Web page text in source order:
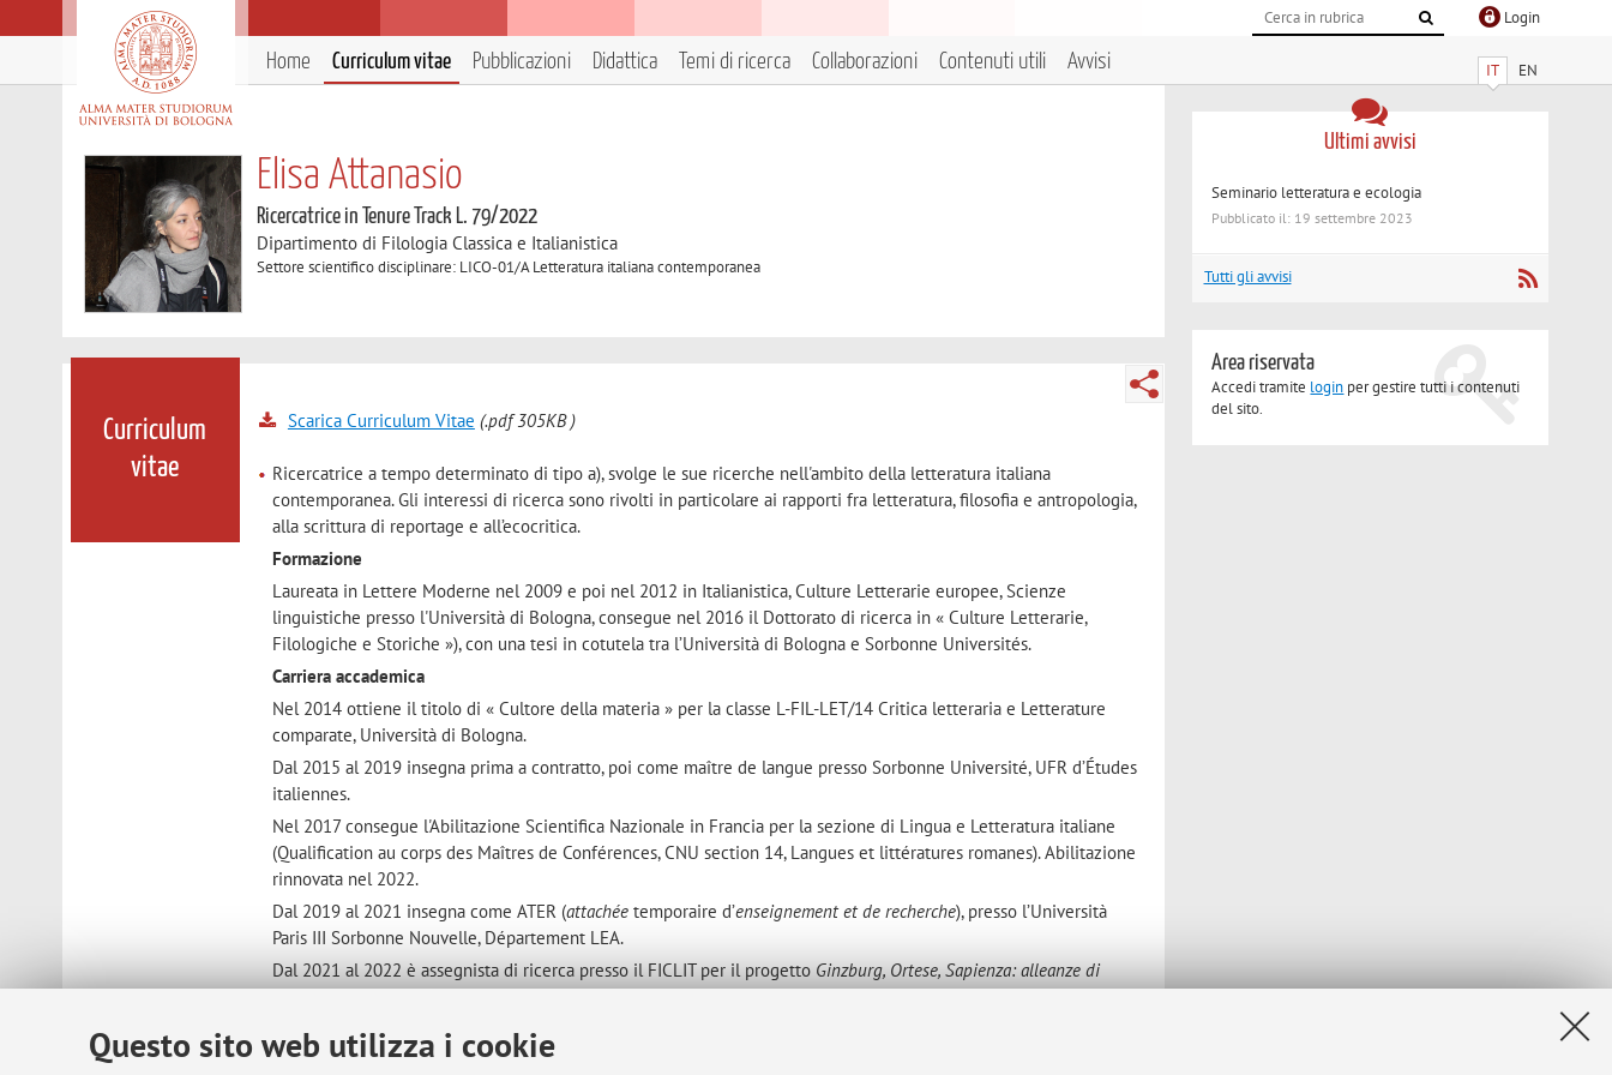
Questo sito web utilizza i cookie
Login
IT EN
Home Curriculum vitae Pubblicazioni Didattica Temi di ricerca Collaborazioni Contenuti utili Avvisi
Elisa Attanasio
Ricercatrice in Tenure Track L. 79/2022
Dipartimento di Filologia Classica e Italianistica
Settore scientifico disciplinare: LICO-01/A Letteratura italiana contemporanea
Curriculum
vitae
Scarica Curriculum Vitae (.pdf 305KB )
Ricercatrice a tempo determinato di tipo a), svolge le sue ricerche nell'ambito della letteratura italiana
contemporanea. Gli interessi di ricerca sono rivolti in particolare ai rapporti fra letteratura, filosofia e antropologia,
alla scrittura di reportage e all’ecocritica.
Formazione
Laureata in Lettere Moderne nel 2009 e poi nel 2012 in Italianistica, Culture Letterarie europee, Scienze
linguistiche presso l'Università di Bologna, consegue nel 2016 il Dottorato di ricerca in « Culture Letterarie,
Filologiche e Storiche »), con una tesi in cotutela tra l’Università di Bologna e Sorbonne Universités.
Carriera accademica
Nel 2014 ottiene il titolo di « Cultore della materia » per la classe L-FIL-LET/14 Critica letteraria e Letterature
comparate, Università di Bologna.
Dal 2015 al 2019 insegna prima a contratto, poi come maître de langue presso Sorbonne Université, UFR d’Études
italiennes.
Nel 2017 consegue l'Abilitazione Scientifica Nazionale in Francia per la sezione di Lingua e Letteratura italiane
(Qualification au corps des Maîtres de Conférences, CNU section 14, Langues et littératures romanes). Abilitazione
rinnovata nel 2022.
Dal 2019 al 2021 insegna come ATER (attachéetemporaire d’enseignement et de recherche), presso l’Università
Paris III Sorbonne Nouvelle, Département LEA.
Dal 2021 al 2022 è assegnista di ricerca presso il FICLIT per il progetto Ginzburg, Ortese, Sapienza: alleanze di
Gruppi di ricerca
Membro di ELCI, Équipe Littérature et Culture Italiennes (Sorbonne Université)
Ultimi avvisi
Seminario letteratura e ecologia
Pubblicato il: 19 settembre 2023
Tutti gli avvisi
Area riservata
Accedi tramite login per gestire tutti i contenuti
del sito.